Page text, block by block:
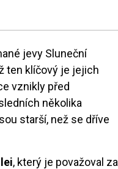
jevy Sluneční
ten klíčový je jejich
vznikly před
několika
starší, než se dříve
, který je považoval za